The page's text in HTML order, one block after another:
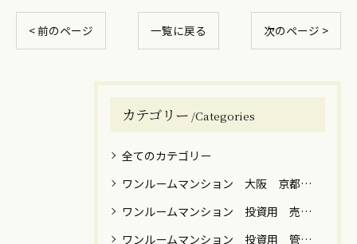
< 前のページ 一覧に戻る 次のページ >
カテゴリー Categories
全てのカテゴリー
ワンルームマンション 大阪 京都 神戸 売却 築年数 高額
ワンルームマンション 投資用 売却 譲渡税
ワンルームマンション 投資用 管理 運用 売却 税金 関西 関東